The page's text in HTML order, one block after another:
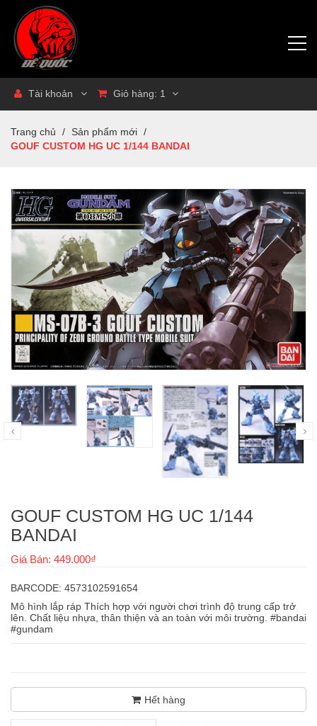
Tài khoản Giỏ hàng: 1
Trang chủ / Sản phẩm mới /
GOUF CUSTOM HG UC 1/144 BANDAI
GOUF CUSTOM HG UC 1/144
BANDAI
Giá Bán: 449.000₫
BARCODE: 4573102591654
Mô hình lắp ráp Thích hợp với người chơi trình độ trung cấp trở
lên. Chất liệu nhựa, thân thiện và an toàn với môi trường. #bandai
#gundam
Hết hàng